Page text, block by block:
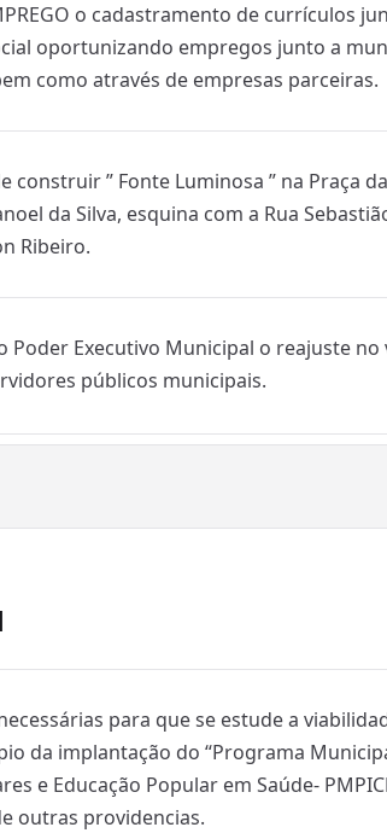
o cadastramento de currículos
oportunizando empregos junto a
como através de empresas parceiras.
construir ” Fonte Luminosa ” na Praça
da Silva, esquina com a Rua
Ribeiro.
Poder Executivo Municipal o reajuste
públicos municipais.
para que se estude a
da implantação do “Programa
e Educação Popular em Saúde-
outras providencias.